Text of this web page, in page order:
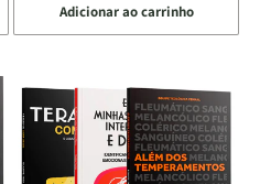
quantidade
de
Quarto
de
Guerra
Livro
quantidade
de
Quarto
de
Guerra
|
Livro
Adicionar ao carrinho